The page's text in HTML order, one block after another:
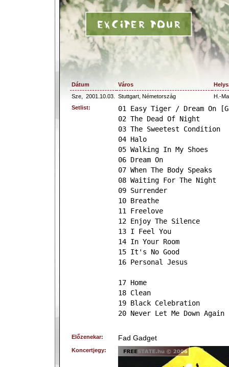
Dátum Város
Sze,
2001.10.03. Stuttgart, Németország
H.-
Setlist:
01 Easy Tiger / Dream On
02 The Dead Of Night
03 The Sweetest Condition
04 Halo
05 Walking In My Shoes
06 Dream On
07 When The Body Speaks
08 Waiting For The Night
09 Surrender
10 Breathe
11 Freelove
12 Enjoy The Silence
13 I Feel You
14 In Your Room
15 It's No Good
16 Personal Jesus
17 Home
18 Clean
19 Black Celebration
20 Never Let Me Down Again
Előzenekar: Fad Gadget
Koncertjegy: